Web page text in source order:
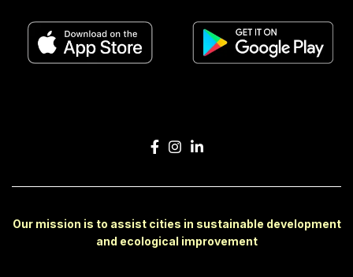
Our mission is to assist cities in sustainable development
and ecological improvement